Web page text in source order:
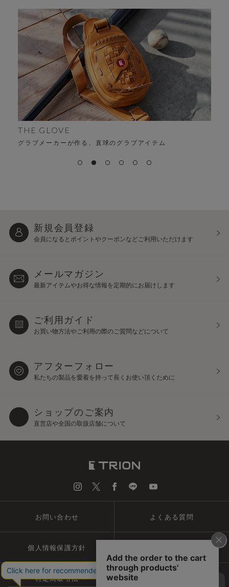
ALFA
時代を超える、変わらない“ちょうどよさ”
新規会員登録
会員になるとポイントやクーポンなどご利用いただけます
メールマガジン
最新アイテムやお得な情報を定期的にお届けします
ご利用ガイド
お買い物方法やご利用の際のご質問などについて
アフターフォロー
私たちの製品を愛着を持って長くお使い頂くために
ショップのご案内
直営店や全国の取扱店舗について
お問い合わせ よくある質問
個人情報保護方針
特定商取引法